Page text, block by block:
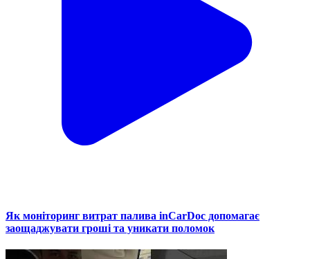
Як моніторинг витрат палива inCarDoc допомагає
заощаджувати гроші та уникати поломок